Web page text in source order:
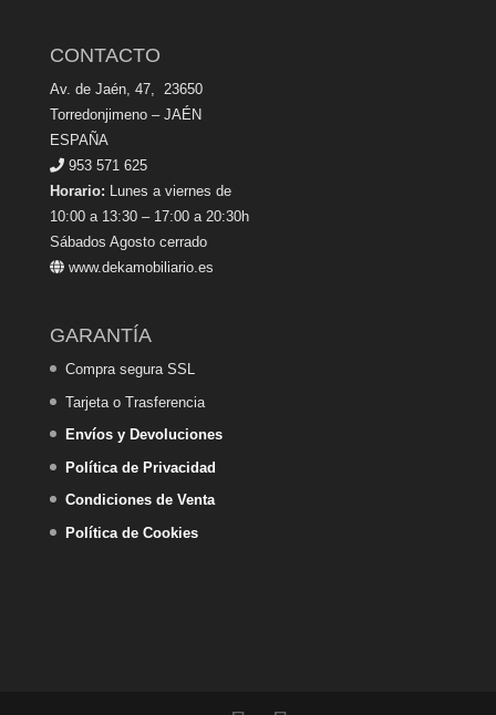
CONTACTO
Av. de Jaén, 47, 23650
Torredonjimeno – JAÉN
ESPAÑA
953 571 625
Horario: Lunes a viernes de
10:00 a 13:30 – 17:00 a 20:30h
Sábados Agosto cerrado
www.dekamobiliario.es
GARANTÍA
Compra segura SSL
Tarjeta o Trasferencia
Envíos y Devoluciones
Política de Privacidad
Condiciones de Venta
Política de Cookies